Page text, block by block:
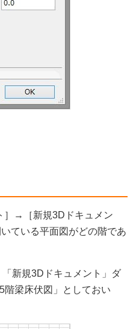
］→［新規3Dドキュメン
ている平面図がどの階であ
新規3Dドキュメント」ダ
階梁床伏図」としておい